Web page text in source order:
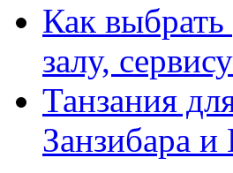
Как
залу,
Танзания
Занзибара